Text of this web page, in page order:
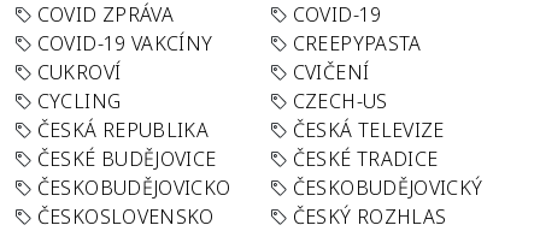
COVID ZPRÁVA
COVID-19
COVID-19 VAKCÍNY
CREEPYPASTA
CUKROVÍ
CVIČENÍ
CYCLING
CZECH-US
ČESKÁ REPUBLIKA
ČESKÁ TELEVIZE
ČESKÉ BUDĚJOVICE
ČESKÉ TRADICE
ČESKOBUDĚJOVICKO
ČESKOBUDĚJOVICKÝ
ČESKOSLOVENSKO
ČESKÝ ROZHLAS